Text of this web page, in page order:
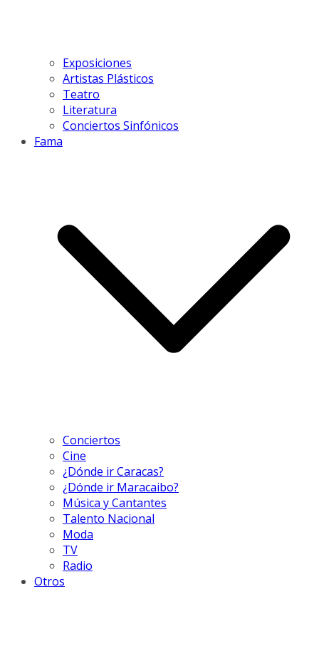
Exposiciones
Artistas Plásticos
Teatro
Literatura
Conciertos Sinfónicos
Fama
Conciertos
Cine
¿Dónde ir Caracas?
¿Dónde ir Maracaibo?
Música y Cantantes
Talento Nacional
Moda
TV
Radio
Otros